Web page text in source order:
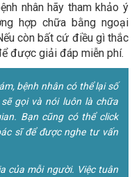
nhân hãy tham khảo ý
hợp chữa bằng ngoại
còn bất cứ điều gì thắc
được giải đáp miễn phí.
bệnh nhân có thể lại số
gọi và nói luôn là chữa
Bạn cũng có thể click
sĩ để được nghe tư vấn
của mỗi người. Việc tuân